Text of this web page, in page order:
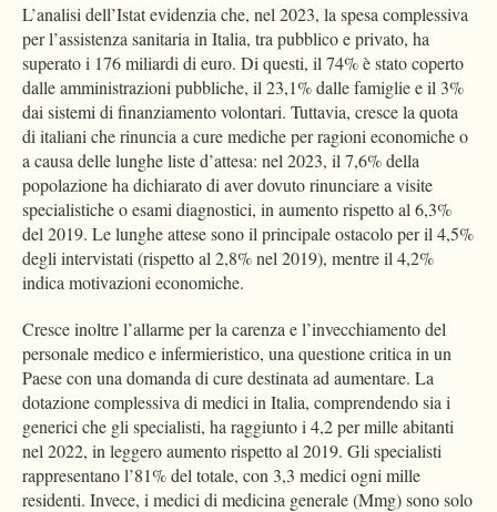
L’analisi dell’Istat evidenzia che, nel 2023, la spesa complessiva
per l’assistenza sanitaria in Italia, tra pubblico e privato, ha
superato i 176 miliardi di euro. Di questi, il 74% è stato coperto
dalle amministrazioni pubbliche, il 23,1% dalle famiglie e il 3%
dai sistemi di finanziamento volontari. Tuttavia, cresce la quota
di italiani che rinuncia a cure mediche per ragioni economiche o
a causa delle lunghe liste d’attesa: nel 2023, il 7,6% della
popolazione ha dichiarato di aver dovuto rinunciare a visite
specialistiche o esami diagnostici, in aumento rispetto al 6,3%
del 2019. Le lunghe attese sono il principale ostacolo per il 4,5%
degli intervistati (rispetto al 2,8% nel 2019), mentre il 4,2%
indica motivazioni economiche.
Cresce inoltre l’allarme per la carenza e l’invecchiamento del
personale medico e infermieristico, una questione critica in un
Paese con una domanda di cure destinata ad aumentare. La
dotazione complessiva di medici in Italia, comprendendo sia i
generici che gli specialisti, ha raggiunto i 4,2 per mille abitanti
nel 2022, in leggero aumento rispetto al 2019. Gli specialisti
rappresentano l’81% del totale, con 3,3 medici ogni mille
residenti. Invece, i medici di medicina generale (Mmg) sono solo